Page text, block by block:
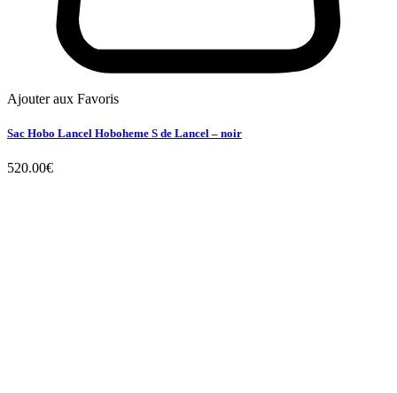
Ajouter aux Favoris
Sac Hobo Lancel Hoboheme S de Lancel – noir
520.00€